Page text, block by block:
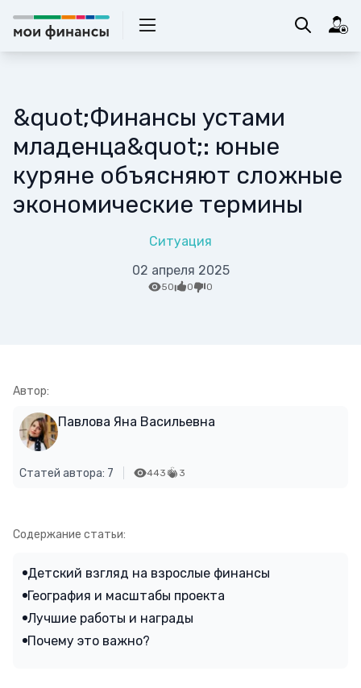
&quot;Финансы устами
младенца&quot;: юные
куряне объясняют сложные
экономические термины
Ситуация
02 апреля 2025
50 0 0
Автор:
Павлова Яна Васильевна
Статей автора: 7 443 3
Содержание статьи:
Детский взгляд на взрослые финансы
География и масштабы проекта
Лучшие работы и награды
Почему это важно?